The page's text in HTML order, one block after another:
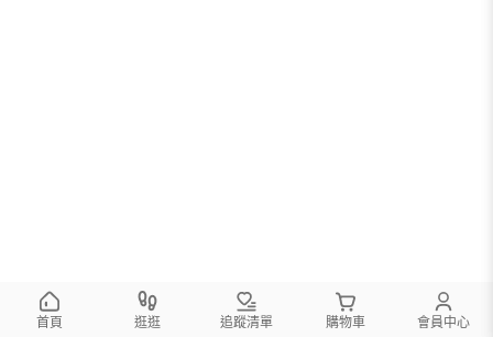
首頁 逛逛 追蹤清單 購物車 會員中心